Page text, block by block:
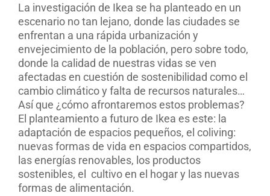
La investigación de Ikea se ha planteado en un
escenario no tan lejano, donde las ciudades se
enfrentan a una rápida urbanización y
envejecimiento de la población, pero sobre todo,
donde la calidad de nuestras vidas se ven
afectadas en cuestión de sostenibilidad como el
cambio climático y falta de recursos naturales…
Así que ¿cómo afrontaremos estos problemas?
El planteamiento a futuro de Ikea es este: la
adaptación de espacios pequeños, el coliving:
nuevas formas de vida en espacios compartidos,
las energías renovables, los productos
sostenibles, el
cultivo en el hogar y las nuevas
formas de alimentación.